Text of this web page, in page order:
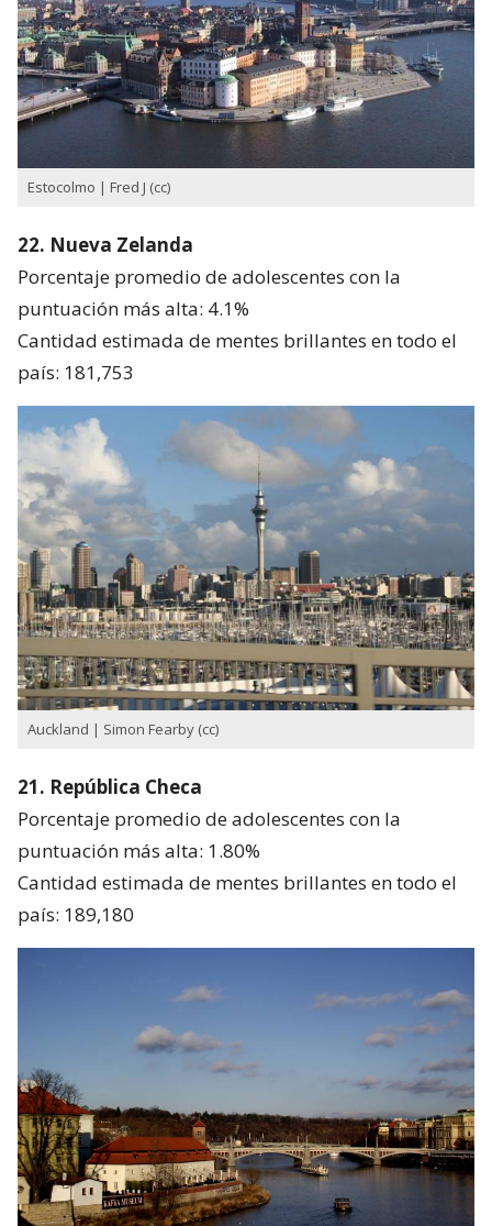
Estocolmo | Fred J (cc)
22. Nueva Zelanda
Porcentaje promedio de adolescentes con la
puntuación más alta: 4.1%
Cantidad estimada de mentes brillantes en todo el
país: 181,753
Auckland | Simon Fearby (cc)
21. República Checa
Porcentaje promedio de adolescentes con la
puntuación más alta: 1.80%
Cantidad estimada de mentes brillantes en todo el
país: 189,180